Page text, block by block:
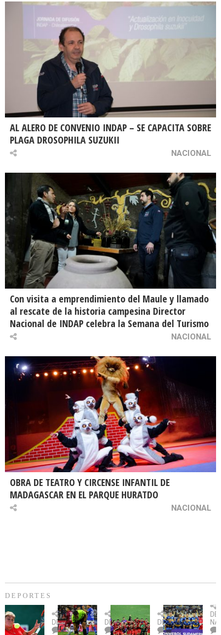
AL ALERO DE CONVENIO INDAP – SE CAPACITA SOBRE
PLAGA DROSOPHILA SUZUKII
NACIONAL
Con visita a emprendimiento del Maule y llamado
al rescate de la historia campesina Director
Nacional de INDAP celebra la Semana del Turismo
NACIONAL
OBRA DE TEATRO Y CIRCENSE INFANTIL DE
MADAGASCAR EN EL PARQUE HURATDO
NACIONAL
DEPORTES
Billie
Jean
King
DEPORTES
U.
Católica
fue
DEPORTES
Copa
Sudamericana:
U.
DEPORTES
un